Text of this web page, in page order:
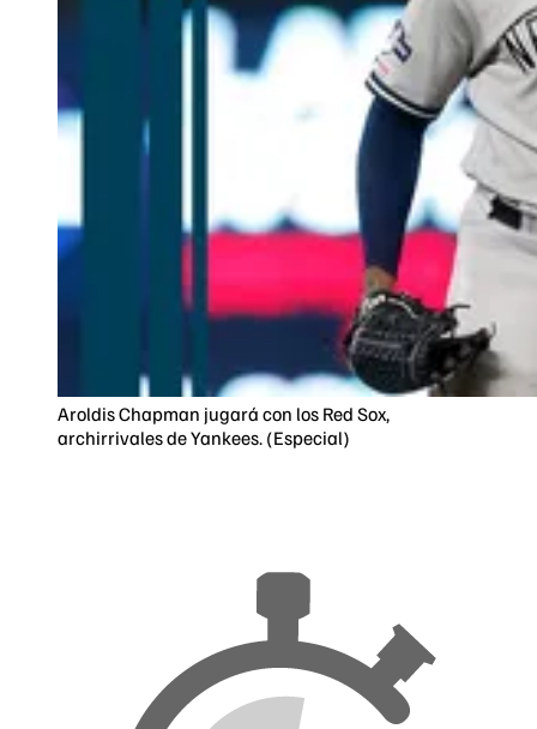
Aroldis Chapman jugará con los Red Sox,
archirrivales de Yankees. (Especial)